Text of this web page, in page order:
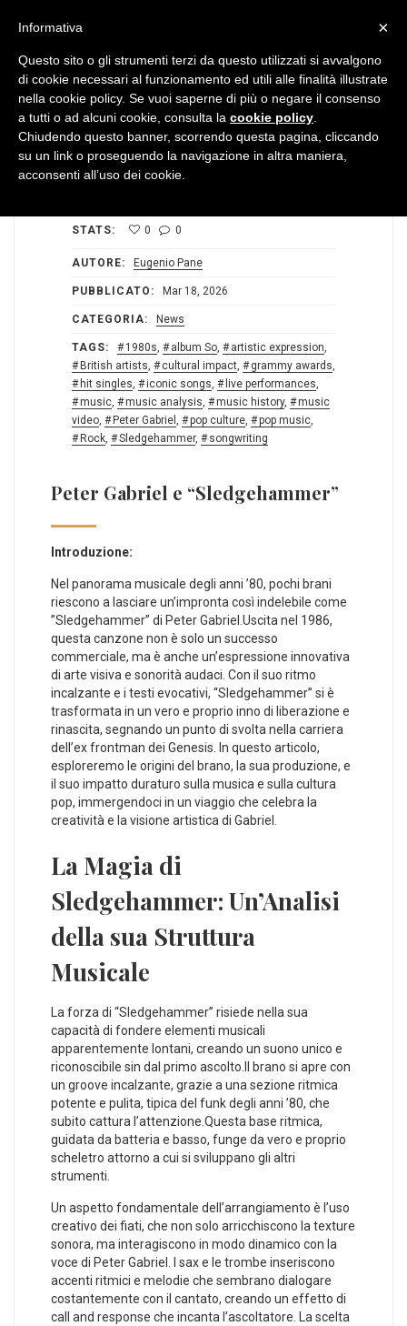
STATS: 0 0
AUTORE: Eugenio Pane
PUBBLICATO: Mar 18, 2026
CATEGORIA: News
TAGS: 1980s, album So, artistic expression,
British artists, cultural impact, grammy awards,
hit singles, iconic songs, live performances,
music, music analysis, music history,
music
video, Peter Gabriel , pop culture, pop music,
Rock, Sledgehammer, songwriting
Peter Gabriel e “Sledgehammer”
Introduzione:
Nel panorama musicale degli anni ’80, pochi brani
riescono a lasciare un’impronta​ così indelebile come
‌”Sledgehammer” di Peter Gabriel.Uscita nel 1986,
questa canzone non è solo un successo
commerciale, ma è anche un’espressione innovativa
di arte visiva⁣ e sonorità audaci. Con il suo ritmo
incalzante ⁤e i testi evocativi, “Sledgehammer” si​ è
trasformata in un vero e proprio inno di liberazione e
rinascita, ⁤segnando un punto di svolta nella carriera
dell’ex ‍frontman dei Genesis. In questo articolo,
esploreremo le origini​ del brano, la sua produzione, e
il suo impatto duraturo sulla musica e⁣ sulla cultura
pop, immergendoci in un viaggio‌ che celebra la
creatività e la visione artistica di Gabriel.
La Magia di
Sledgehammer:‍ Un’Analisi
‍della sua Struttura
Musicale
La forza di “Sledgehammer” risiede ​nella sua
capacità di fondere elementi musicali
apparentemente lontani, creando un suono unico e
riconoscibile sin dal primo ascolto.Il brano si apre con
un groove incalzante, ⁤grazie a una sezione ritmica
potente e pulita, tipica del funk degli anni⁤ ’80, che
subito cattura l’attenzione.Questa base ritmica,
‌guidata da batteria e basso,​ funge da vero e proprio
scheletro attorno a cui si sviluppano gli altri
strumenti.
Un aspetto fondamentale dell’arrangiamento‍ è l’uso
creativo dei fiati, che non solo arricchiscono la texture
sonora, ma interagiscono in modo dinamico con⁣ la‍
voce di Peter Gabriel. I ⁣sax‍ e le‌ trombe inseriscono
accenti ritmici⁤ e melodie che sembrano dialogare
costantemente con il cantato, creando un effetto di ​
call and response che incanta l’ascoltatore. La scelta
×
Informativa
Questo sito o gli strumenti terzi da questo utilizzati si avvalgono
di cookie necessari al funzionamento ed utili alle finalità illustrate
nella cookie policy. Se vuoi saperne di più o negare il consenso
a tutti o ad alcuni cookie, consulta la cookie policy
Chiudendo questo banner, scorrendo questa pagina, cliccando
su un link o proseguendo la navigazione in altra maniera,
acconsenti all’uso dei cookie.